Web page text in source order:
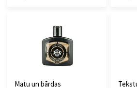
Matu un bārdas